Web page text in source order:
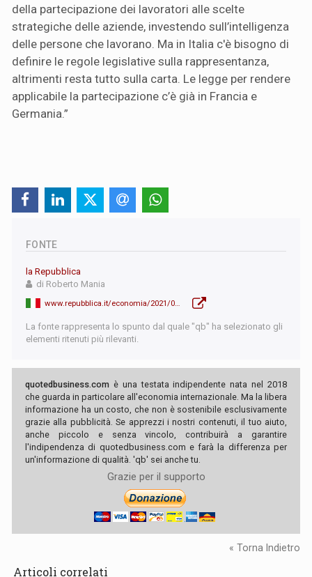
della partecipazione dei lavoratori alle scelte
strategiche delle aziende, investendo sull’intelligenza
delle persone che lavorano. Ma in Italia c'è bisogno di
definire le regole legislative sulla rappresentanza,
altrimenti resta tutto sulla carta. Le legge per rendere
applicabile la partecipazione c’è già in Francia e
Germania.”
FONTE
la Repubblica
di Roberto Mania
La fonte rappresenta lo spunto dal quale "qb" ha selezionato gli
elementi ritenuti più rilevanti.
quotedbusiness.com è una testata indipendente nata nel 2018
che guarda in particolare all'economia internazionale. Ma la libera
informazione ha un costo, che non è sostenibile esclusivamente
grazie alla pubblicità. Se apprezzi i nostri contenuti, il tuo aiuto,
anche piccolo e senza vincolo, contribuirà a garantire
l'indipendenza di quotedbusiness.com e farà la differenza per
un'informazione di qualità. 'qb' sei anche tu.
Grazie per il supporto
« Torna Indietro
Articoli correlati